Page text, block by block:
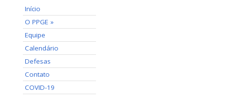
Início
O PPGE »
Equipe
Calendário
Defesas
Contato
COVID-19